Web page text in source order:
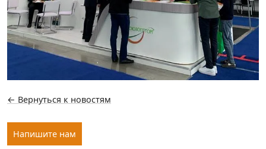
← Вернуться к новостям
Напишите нам